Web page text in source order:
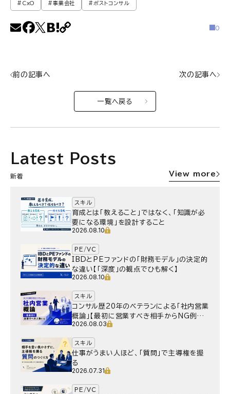
#CxO #事業会社 #ポストコンサル
0
前の記事へ
一覧へ戻る
次の記事へ
Latest Posts
新着 View more
スキル
育成とは「教えること」ではなく、「知識が必
要になる環境」を設計すること
2026.08.10
PE/VC
IBDとPEファンドの「財務モデル」の決定的
な違い【「深度」の観点でひも解く】
2026.08.10
スキル
コンサル歴20年のベテランによる「社内営業
概論」【最初に営業すべき相手からNG例ま
で】
2026.08.03
スキル
仕事がうまい人ほど、「質問」で主導権を握
る
2026.07.31
PE/VC